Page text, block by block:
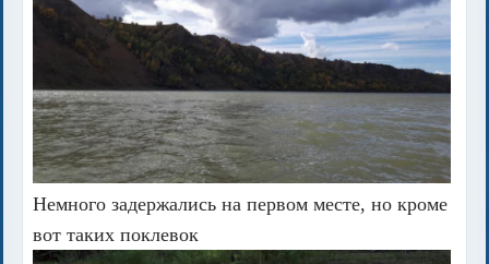
Немного задержались на первом месте, но кроме
вот таких поклевок